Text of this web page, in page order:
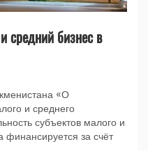
средний бизнес в
«О
и среднего
субъектов малого и
финансируется за счёт